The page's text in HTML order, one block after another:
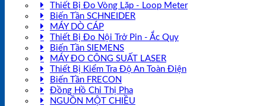
Thiết Bị Đo Vòng Lặp - Loop Meter
Biến Tần SCHNEIDER
MÁY DÒ CÁP
Thiết Bị Đo Nội Trở Pin - Ắc Quy
Biến Tần SIEMENS
MÁY ĐO CÔNG SUẤT LASER
Thiết Bị Kiểm Tra Độ An Toàn Điện
Biến Tần FRECON
Đồng Hồ Chỉ Thị Pha
NGUỒN MỘT CHIỀU